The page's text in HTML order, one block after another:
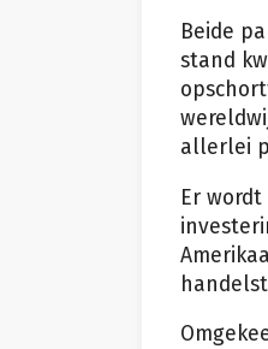
Beide
stand
allerlei
Er